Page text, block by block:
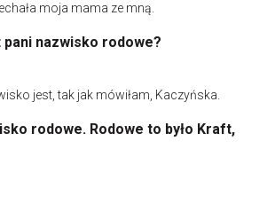
moja mama ze mną.
nazwisko rodowe?
jest, tak jak mówiłam, Kaczyńska.
rodowe. Rodowe to było Kraft,